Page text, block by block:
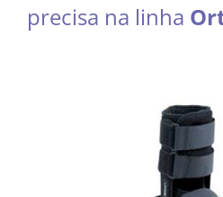
precisa na linha